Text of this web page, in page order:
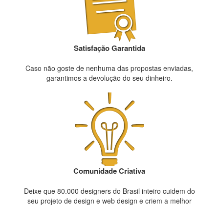
Satisfação Garantida
Caso não goste de nenhuma das propostas enviadas,
garantimos a devolução do seu dinheiro.
Comunidade Criativa
Deixe que 80.000 designers do Brasil inteiro cuidem do
seu projeto de design e web design e criem a melhor